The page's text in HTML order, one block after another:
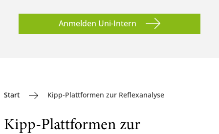
Anmelden Uni-Intern
Start Kipp-Plattformen zur Reflexanalyse
Kipp-Plattformen zur